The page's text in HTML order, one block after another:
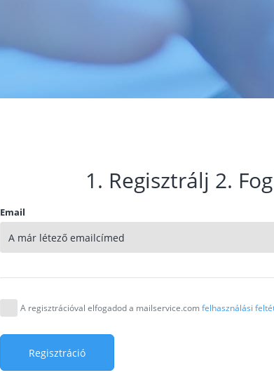
1. Regisztrálj 2.
Email
A regisztrációval elfogadod a mailservice.comfelhasználási
Regisztráció